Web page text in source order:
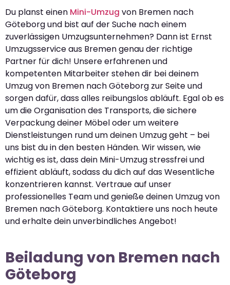
Du planst einen Mini-Umzug von Bremen nach
Göteborg und bist auf der Suche nach einem
zuverlässigen Umzugsunternehmen? Dann ist Ernst
Umzugsservice aus Bremen genau der richtige
Partner für dich! Unsere erfahrenen und
kompetenten Mitarbeiter stehen dir bei deinem
Umzug von Bremen nach Göteborg zur Seite und
sorgen dafür, dass alles reibungslos abläuft. Egal ob es
um die Organisation des Transports, die sichere
Verpackung deiner Möbel oder um weitere
Dienstleistungen rund um deinen Umzug geht – bei
uns bist du in den besten Händen. Wir wissen, wie
wichtig es ist, dass dein Mini-Umzug stressfrei und
effizient abläuft, sodass du dich auf das Wesentliche
konzentrieren kannst. Vertraue auf unser
professionelles Team und genieße deinen Umzug von
Bremen nach Göteborg. Kontaktiere uns noch heute
und erhalte dein unverbindliches Angebot!
Beiladung von Bremen nach
Göteborg